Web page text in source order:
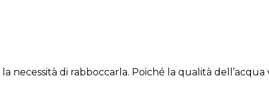
necessità di rabboccarla. Poiché la qualità